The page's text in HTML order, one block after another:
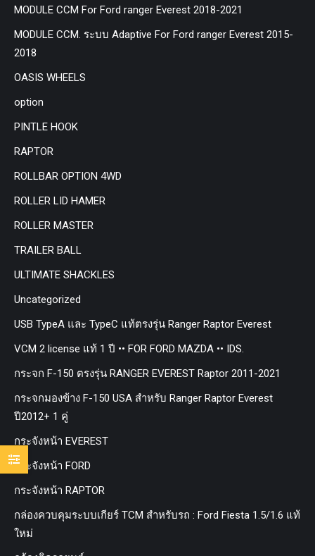
MODULE CCM For Ford ranger Everest 2018-2021
MODULE CCM. ระบบ Adaptive For Ford ranger Everest 2015-
2018
OASIS WHEELS
option
PINTLE HOOK
RAPTOR
ROLLBAR OPTION 4WD
ROLLER LID HAMER
ROLLER MASTER
TRAILER BALL
ULTIMATE SHACKLES
Uncategorized
USB TypeA และ TypeC แท้ตรงรุ่น Ranger Raptor Everest
VCM 2 license แท้ 1 ปี •• FOR FORD MAZDA •• IDS.
กระจก F-150 ตรงรุ่น RANGER EVEREST Raptor 2011-2021
กระจกมองข้าง F-150 USA สำหรับ Ranger Raptor Everest
ปี2012+ 1 คู่
กระจังหน้า EVEREST
กระจังหน้า FORD
กระจังหน้า RAPTOR
กล่องควบคุมระบบเกียร์ TCM สำหรับรถ : Ford Fiesta 1.5/1.6 แท้
ใหม่